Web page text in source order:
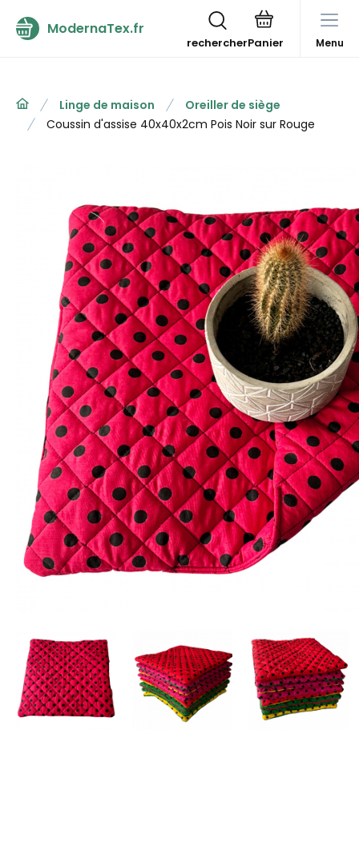
ModernaTex.fr
rechercher Menu
Linge de maison
Oreiller de siège
Coussin d'assise 40x40x2cm Pois Noir sur Rouge